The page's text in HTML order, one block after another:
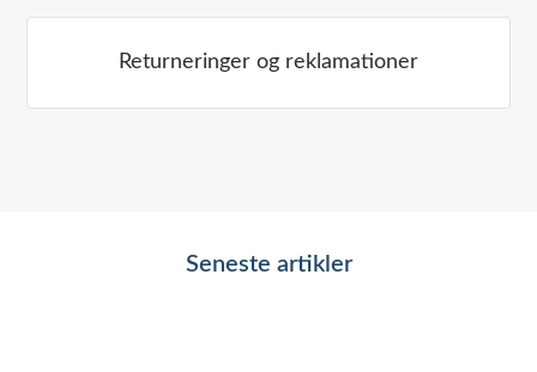
Returneringer og reklamationer
Seneste artikler